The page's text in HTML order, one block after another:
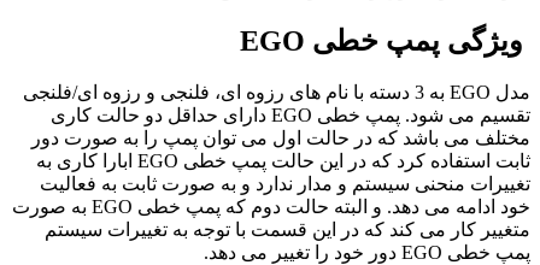
ویژگی پمپ خطی EGO
مدل EGO به 3 دسته با نام های رزوه ای، فلنجی و رزوه ای/فلنجی
تقسیم می شود. پمپ خطی EGO دارای حداقل دو حالت کاری
مختلف می باشد که در حالت اول می توان پمپ را به صورت دور
ثابت استفاده کرد که در این حالت پمپ خطی EGO ابارا کاری به
تغییرات منحنی سیستم و مدار ندارد و به صورت ثابت به فعالیت
خود ادامه می دهد. و البته حالت دوم که پمپ خطی EGO به صورت
متغییر کار می کند که در این قسمت با توجه به تغییرات سیستم
پمپ خطی EGO دور خود را تغییر می دهد.